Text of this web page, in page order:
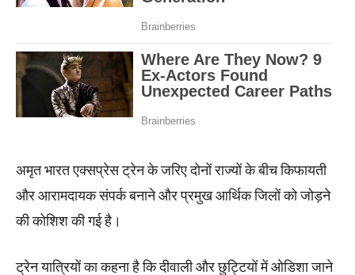
अमृत भारत एक्सप्रेस ट्रेन के जरिए दोनों राज्यों के बीच किफायती
और आरामदायक संपर्क बनाने और प्रमुख आर्थिक जिलों को जोड़ने
की कोशिश की गई है।
ट्रेन यात्रियों का कहना है कि दीवाली और छुट्टियों में ओडिशा जाने